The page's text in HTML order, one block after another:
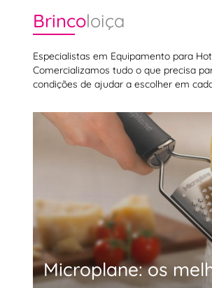
Brincoloiça
Especialistas em Equipamento para
Comercializamos tudo o que precisa
condições de ajudar a escolher em
Microplane: os